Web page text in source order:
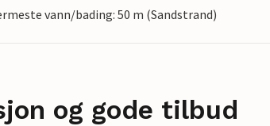
vann/bading: 50 m (Sandstrand)
og gode tilbud